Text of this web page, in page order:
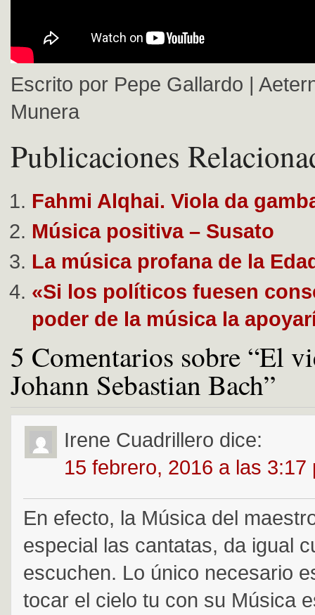
Escrito por Pepe Gallardo |
Munera
Publicaciones
Fahmi Alqhai. Viola da
Música positiva – Susato
La música profana de la
«Si los políticos fuesen
poder de la música la
5 Comentarios sobre “El
Johann Sebastian Bach”
Irene Cuadrillero dice:
15 febrero, 2016 a las 3:17
En efecto, la Música del
especial las cantatas, da igual
escuchen. Lo único necesario
tocar el cielo tu con su Música